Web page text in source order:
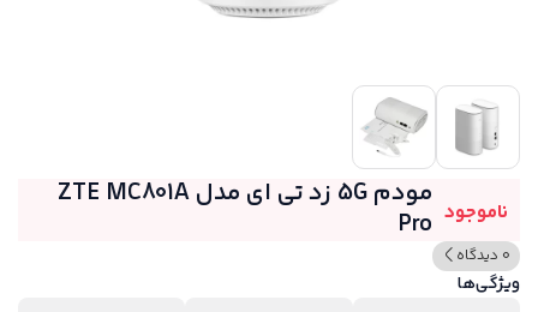
ناموجود
مودم 5G زد تی ای مدل ZTE MC801A
Pro
0 دیدگاه
ویژگی‌ها